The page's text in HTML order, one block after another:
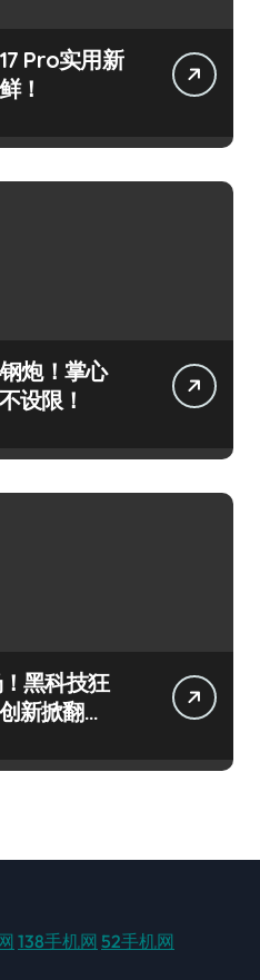
Pro实用新
！
炮！掌心
设限！
黑科技狂
新掀翻
138手机网 52手机网